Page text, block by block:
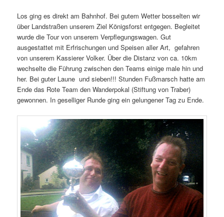
Los ging es direkt am Bahnhof. Bei gutem Wetter bosselten wir
über Landstraßen unserem Ziel Königsforst entgegen. Begleitet
wurde die Tour von unserem Verpflegungswagen. Gut
ausgestattet mit Erfrischungen und Speisen aller Art, gefahren
von unserem Kassierer Volker. Über die Distanz von ca. 10km
wechselte die Führung zwischen den Teams einige male hin und
her. Bei guter Laune und sieben!!! Stunden Fußmarsch hatte am
Ende das Rote Team den Wanderpokal (Stiftung von Traber)
gewonnen. In geselliger Runde ging ein gelungener Tag zu Ende.